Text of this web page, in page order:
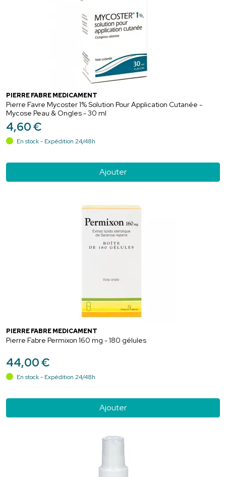
PIERRE FABRE MEDICAMENT
Pierre Favre Mycoster 1% Solution Pour Application Cutanée -
Mycose Peau & Ongles - 30 ml
4,60€
En stock - Expédition 24/48h
Ajouter
PIERRE FABRE MEDICAMENT
Pierre Fabre Permixon 160 mg - 180 gélules
44,00€
En stock - Expédition 24/48h
Ajouter